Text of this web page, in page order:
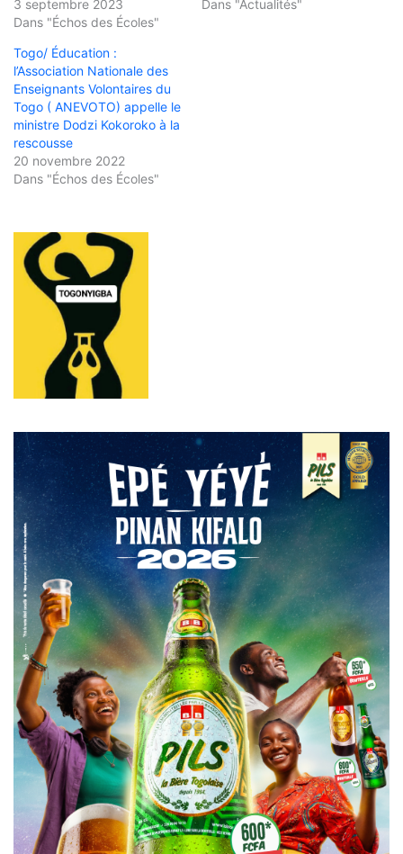
3 septembre 2023
Dans "Échos des Écoles"
Dans "Actualités"
Togo/ Éducation :
l’Association Nationale des
Enseignants Volontaires du
Togo ( ANEVOTO) appelle le
ministre Dodzi Kokoroko à la
rescousse
20 novembre 2022
Dans "Échos des Écoles"